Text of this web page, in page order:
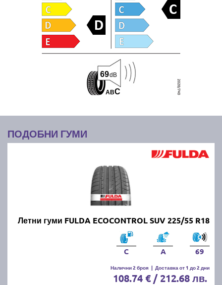
ABC
69dB
ПОДОБНИ ГУМИ
Летни гуми FULDA ECOCONTROL SUV 225/55 R18
C A 69
Налични 2 броя | Доставка от 1 до 2 дни
108.74 € / 212.68 лв.